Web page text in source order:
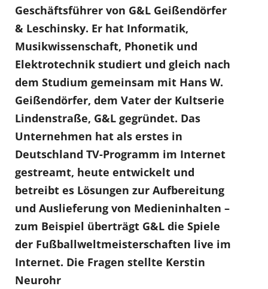
Geschäftsführer von G&L Geißendörfer
& Leschinsky. Er hat Informatik,
Musikwissenschaft, Phonetik und
Elektrotechnik studiert und gleich nach
dem Studium gemeinsam mit Hans W.
Geißendörfer, dem Vater der Kultserie
Lindenstraße, G&L gegründet. Das
Unternehmen hat als erstes in
Deutschland TV-Programm im Internet
gestreamt, heute entwickelt und
betreibt es Lösungen zur Aufbereitung
und Auslieferung von Medieninhalten –
zum Beispiel überträgt G&L die Spiele
der Fußballweltmeisterschaften live im
Internet. Die Fragen stellte Kerstin
Neurohr